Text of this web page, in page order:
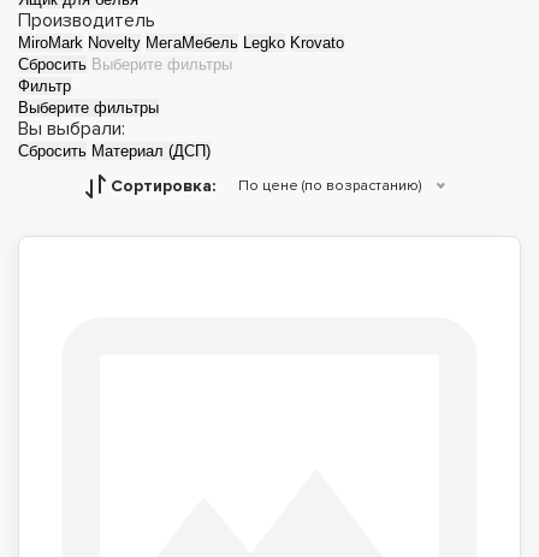
Производитель
MiroMark Novelty МегаМебель Legko Krovato
Сбросить Выберите фильтры
Фильтр
Выберите фильтры
Вы выбрали:
Сбросить Материал (ДСП)
Сортировка: По цене (по возрастанию)